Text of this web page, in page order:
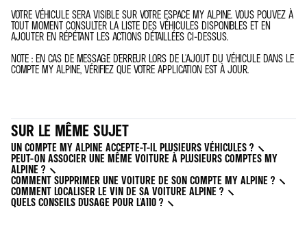
VOTRE VÉHICULE SERA VISIBLE SUR VOTRE ESPACE MY ALPINE. VOUS POUVEZ À
TOUT MOMENT CONSULTER LA LISTE DES VÉHICULES DISPONIBLES ET EN
AJOUTER EN RÉPÉTANT LES ACTIONS DÉTAILLÉES CI-DESSUS.
NOTE : EN CAS DE MESSAGE D'ERREUR LORS DE L'AJOUT DU VÉHICULE DANS LE
COMPTE MY ALPINE, VÉRIFIEZ QUE VOTRE APPLICATION EST À JOUR.
SUR LE MÊME SUJET
UN COMPTE MY ALPINE ACCEPTE-T-IL PLUSIEURS VÉHICULES ?
PEUT-ON ASSOCIER UNE MÊME VOITURE À PLUSIEURS COMPTES MY
ALPINE ?
COMMENT SUPPRIMER UNE VOITURE DE SON COMPTE MY ALPINE ?
COMMENT LOCALISER LE VIN DE SA VOITURE ALPINE ?
QUELS CONSEILS D'USAGE POUR L'A110 ?